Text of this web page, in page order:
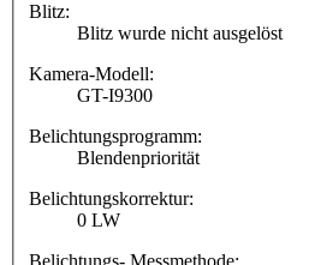
Blitz:
Blitz wurde nicht ausgelöst
Kamera-Modell:
GT-I9300
Belichtungsprogramm:
Blendenpriorität
Belichtungskorrektur:
0 LW
Belichtungs- Messmethode: